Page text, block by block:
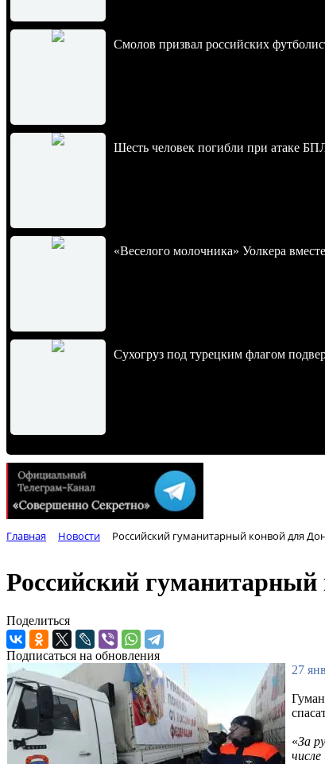
Смолов призвал российских
Шесть человек погибли при атаке
«Веселого молочника» Уолкера
Сухогруз под турецким флагом
Главная Новости Российский гуманитарный конвой для
Российский гуманитарный
Поделиться
Подписаться на обновления
27
«За